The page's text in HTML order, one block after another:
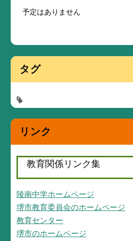
予定はありません
タグ
リンク
教育関係リンク集
陵南中学ホームページ
堺市教育委員会のホームページ
教育センター
堺市のホームページ